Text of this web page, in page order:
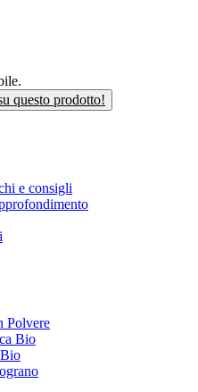
questo prodotto!
e consigli
Polvere
Bio